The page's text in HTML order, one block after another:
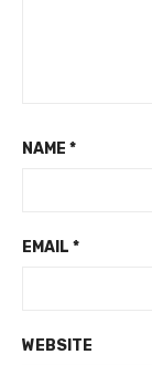
NAME *
EMAIL *
WEBSITE